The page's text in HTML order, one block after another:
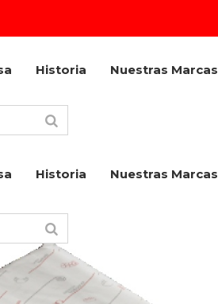
Historia Nuestras Marcas
Historia Nuestras Marcas